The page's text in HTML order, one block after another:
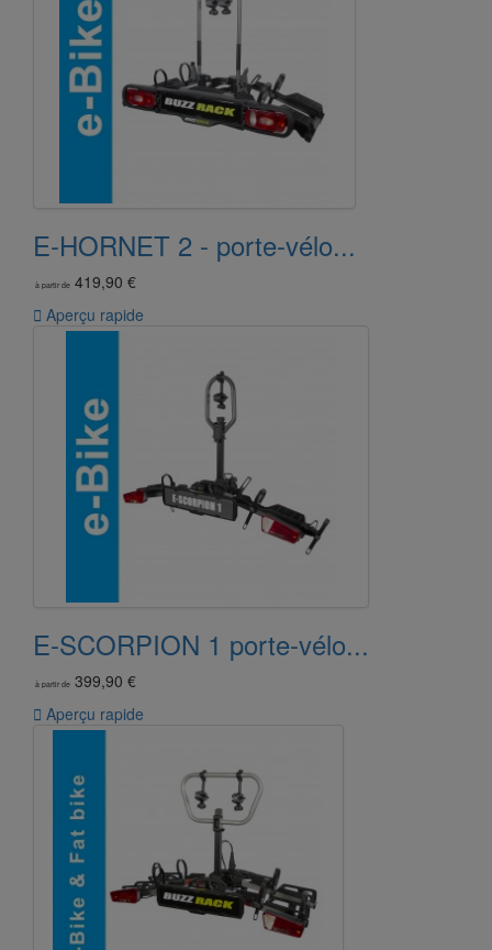
E-HORNET 2 - porte-vélo...
à partir de 419,90 €
 Aperçu rapide
E-SCORPION 1 porte-vélo...
à partir de 399,90 €
 Aperçu rapide